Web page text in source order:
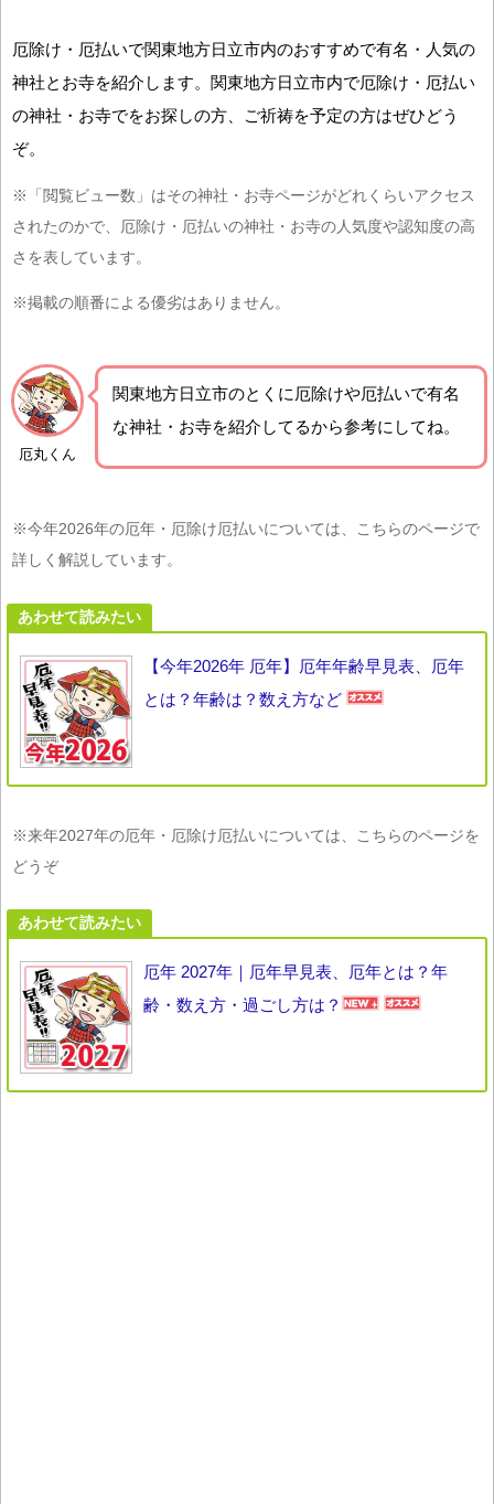
厄除け・厄払いで関東地方日立市内のおすすめで有名・人気の
神社とお寺を紹介します。関東地方日立市内で厄除け・厄払い
の神社・お寺でをお探しの方、ご祈祷を予定の方はぜひどう
ぞ。
※「閲覧ビュー数」はその神社・お寺ページがどれくらいアクセス
されたのかで、厄除け・厄払いの神社・お寺の人気度や認知度の高
さを表しています。
※掲載の順番による優劣はありません。
厄丸くん
関東地方日立市のとくに厄除けや厄払いで有名
な神社・お寺を紹介 してるから参考にしてね。
※今年2026年の厄年・厄除け厄払いについては、こちらのページで
詳しく解説しています。
あわせて読みたい
【今年2026年 厄年】厄年年齢早見表、厄年
とは？年齢は？数え方など
※来年2027年の厄年・厄除け厄払いについては、こちらのページを
どうぞ
あわせて読みたい
厄年 2027年｜厄年早見表、厄年とは？年
齢・数え方・過ごし方は？